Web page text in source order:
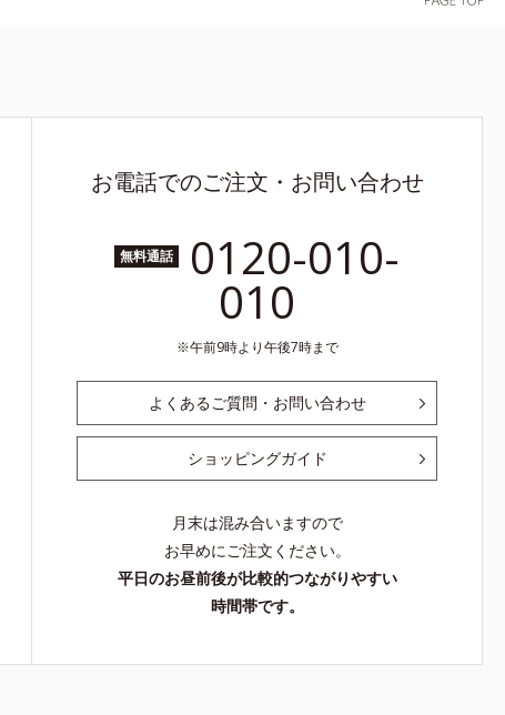
お電話でのご注文・お問い合わせ
無料通話 0120-010-
010
午前9時より午後7時まで
よくあるご質問・お問い合わせ
ショッピングガイド
月末は混み合いますので
お早めにご注文ください。
平日のお昼前後が比較的つながりやすい
時間帯です。